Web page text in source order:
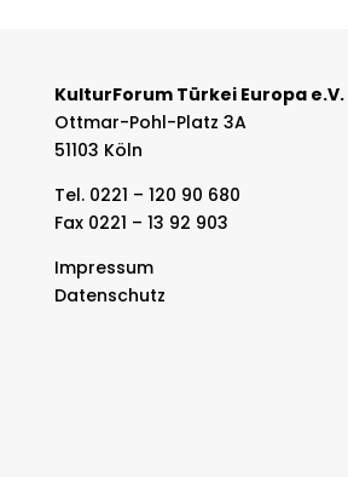
KulturForum Türkei Europa e.V.
Ottmar-Pohl-Platz 3A
51103 Köln
Tel. 0221 – 120 90 680
Fax 0221 – 13 92 903
Impressum
Datenschutz